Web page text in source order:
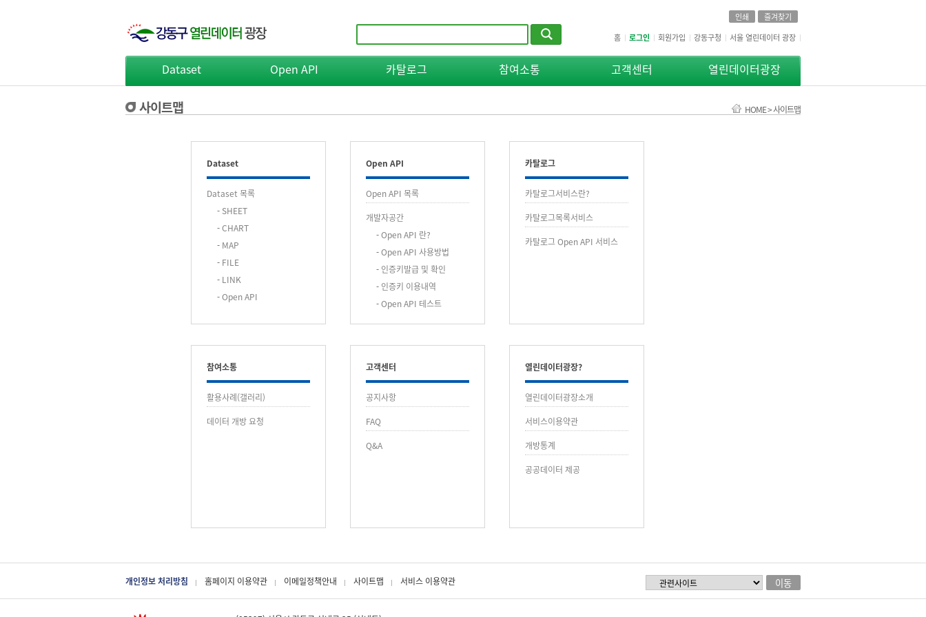
인쇄
즐겨찾기
홈
로그인 회원가입 강동구청 서울 열린데이터 광장
Dataset Open API 카탈로그 참여소통 고객센터 열린데이터광장
사이트맵 HOME > 사이트맵
Dataset
Dataset 목록
- SHEET
-CHART
- MAP
- FILE
- LINK
-Open API
Open API
Open API 목록
개발자공간
-Open API 란?
-Open API 사용방법
- 인증키발급 및 확인
- 인증키 이용내역
-Open API 테스트
카탈로그
카탈로그서비스란?
카탈로그목록서비스
카탈로그 Open API 서비스
참여소통
활용사례(갤러리)
데이터 개방 요청
고객센터
공지사항
FAQ
Q&A
열린데이터광장?
열린데이터광장소개
서비스이용약관
개방통계
공공데이터 제공
개인정보 처리방침 홈페이지 이용약관 이메일정책안내 사이트맵 서비스 이용약관